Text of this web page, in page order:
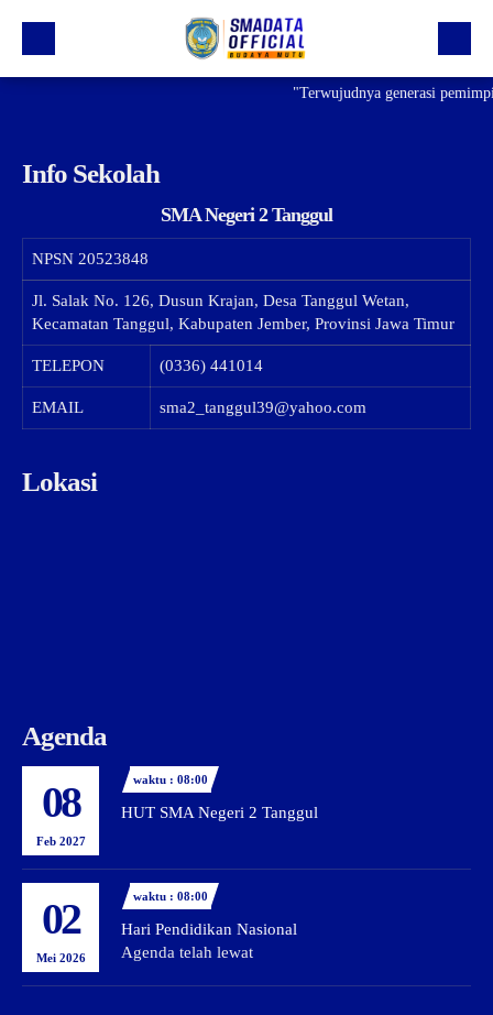
Kegiatan
Informasi
Saluran Resmi WA
"Terwujudnya generasi
Info Sekolah
SMA Negeri 2 Tanggul
NPSN 20523848
Jl. Salak No. 126, Dusun Krajan, Desa Tanggul Wetan,
Kecamatan Tanggul, Kabupaten Jember, Provinsi Jawa Timur
TELEPON (0336) 441014
EMAIL sma2_tanggul39@yahoo.com
Lokasi
Agenda
08
Feb 2027
waktu : 08:00
HUT SMA Negeri 2 Tanggul
02
Mei 2026
waktu : 08:00
Hari Pendidikan Nasional
Agenda telah lewat